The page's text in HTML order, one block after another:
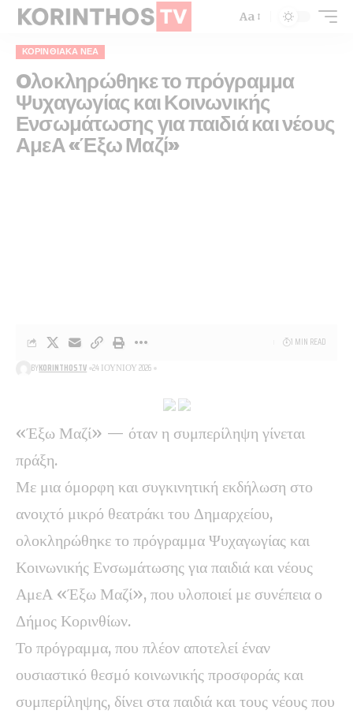
Aa
ΚΟΡΙΝΘΙΑΚΆ ΝΈΑ
Oλοκληρώθηκε το πρόγραμμα
Ψυχαγωγίας και Κοινωνικής
Ενσωμάτωσης για παιδιά και νέους
ΑμεΑ «Έξω Μαζί»
BYKORINTHOSTV 24 ΙΟΥΝΊΟΥ 2026
1 MIN READ
«Έξω Μαζί» — όταν η συμπερίληψη γίνεται
πράξη.
Με μια όμορφη και συγκινητική εκδήλωση στο
ανοιχτό μικρό θεατράκι του Δημαρχείου,
ολοκληρώθηκε το πρόγραμμα Ψυχαγωγίας και
Κοινωνικής Ενσωμάτωσης για παιδιά και νέους
ΑμεΑ «Έξω Μαζί», που υλοποιεί με συνέπεια ο
Δήμος Κορινθίων.
Το πρόγραμμα, που πλέον αποτελεί έναν
ουσιαστικό θεσμό κοινωνικής προσφοράς και
συμπερίληψης, δίνει στα παιδιά και τους νέους που